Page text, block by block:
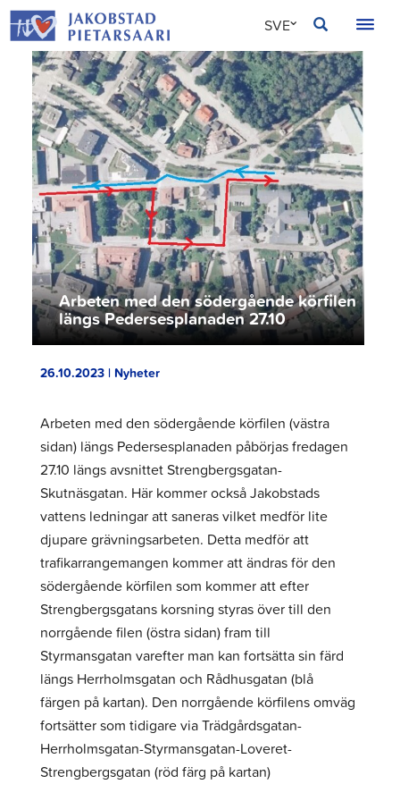
Hoppa
till
innehållet
SVE
FIN
ENG
Arbeten med den södergående körfilen
längs Pedersesplanaden 27.10
26.10.2023 | Nyheter
Arbeten med den södergående körfilen (västra
sidan) längs Pedersesplanaden påbörjas fredagen
27.10 längs avsnittet Strengbergsgatan-
Skutnäsgatan. Här kommer också Jakobstads
vattens ledningar att saneras vilket medför lite
djupare grävningsarbeten. Detta medför att
trafikarrangemangen kommer att ändras för den
södergående körfilen som kommer att efter
Strengbergsgatans korsning styras över till den
norrgående filen (östra sidan) fram till
Styrmansgatan varefter man kan fortsätta sin färd
längs Herrholmsgatan och Rådhusgatan (blå
färgen på kartan). Den norrgående körfilens omväg
fortsätter som tidigare via Trädgårdsgatan-
Herrholmsgatan-Styrmansgatan-Loveret-
Strengbergsgatan (röd färg på kartan)